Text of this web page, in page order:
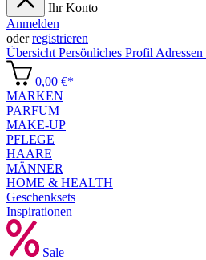
Ihr Konto
Anmelden
oderregistrieren
Übersicht Persönliches Profil Adressen
0,00 €*
MARKEN
PARFUM
MAKE-UP
PFLEGE
HAARE
MÄNNER
HOME & HEALTH
Geschenksets
Inspirationen
Sale